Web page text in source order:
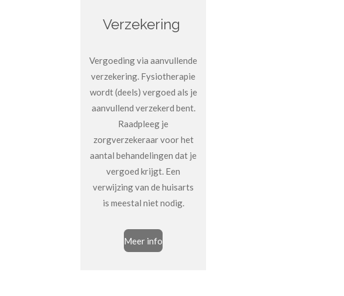
Verzekering
Vergoeding via aanvullende
verzekering. Fysiotherapie
wordt (deels) vergoed als je
aanvullend verzekerd bent.
Raadpleeg je
zorgverzekeraar voor het
aantal behandelingen dat je
vergoed krijgt. Een
verwijzing van de huisarts
is meestal niet nodig.
Meer info